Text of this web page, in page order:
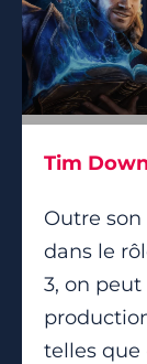
Tim
Outre
dans le
3, on
telles que